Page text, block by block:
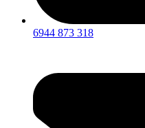
6944 873 318